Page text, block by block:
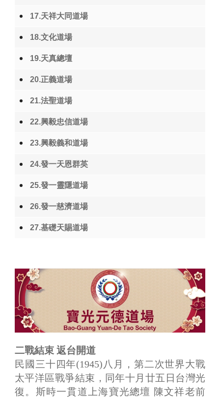
17.天祥大同道場
18.文化道場
19.天真總壇
20.正義道場
21.法聖道場
22.興毅忠信道場
23.興毅義和道場
24.發一天恩群英
25.發一靈隱道場
26.發一慈濟道場
27.基礎天賜道場
二戰結束 返台開道
民國三十四年(1945)八月，第二次世界大戰
太平洋區戰爭結束，同年十月廿五日台灣光
復。斯時一貫道上海寶光總壇 陳文祥老前